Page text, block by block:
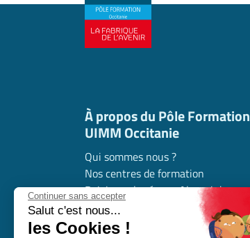
Continuer sans accepter
Salut c'est nous...
les Cookies !
À propos du Pôle Formation
UIMM Occitanie
Qui sommes nous ?
Nos centres de formation
Rejoignez le réseau Alumni de
l’industrie en Occitanie
Nous contacter